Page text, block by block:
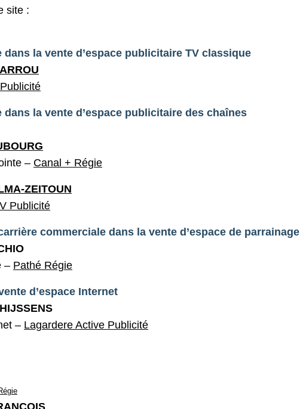
site :
la vente d’espace publicitaire TV classique
la vente d’espace publicitaire des chaînes
– Canal + Régie
ZEITOUN
Publicité
commerciale dans la vente d’espace de parrainage
– Pathé Régie
d’espace Internet
– Lagardere Active Publicité